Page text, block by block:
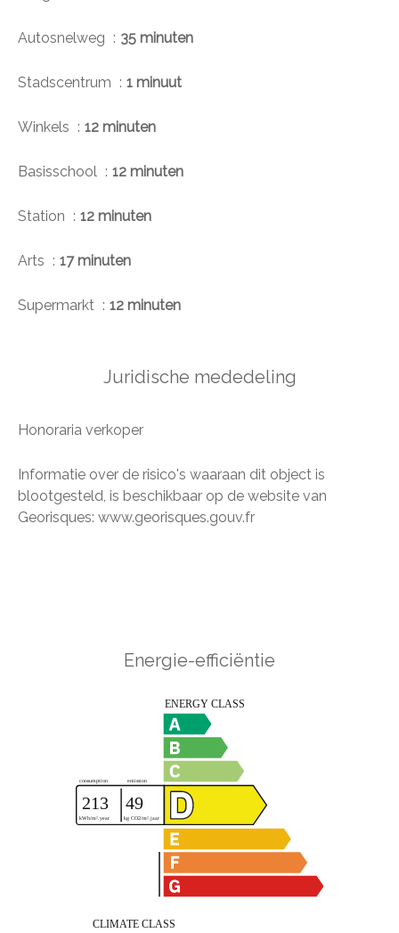
Autosnelweg 35 minuten
Stadscentrum 1 minuut
Winkels 12 minuten
Basisschool 12 minuten
Station 12 minuten
Arts 17 minuten
Supermarkt 12 minuten
Juridische mededeling
Honoraria verkoper
Informatie over de risico's waaraan dit object is
blootgesteld, is beschikbaar op de website van
Georisques: www.georisques.gouv.fr
Energie-efficiëntie